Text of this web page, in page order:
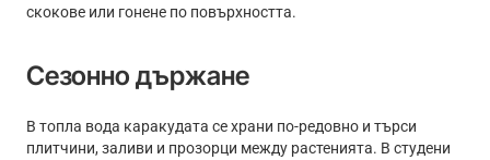
скокове или гонене по повърхността.
Сезонно държане
В топла вода каракудата се храни по-редовно и търси
плитчини, заливи и прозорци между растенията. В студени